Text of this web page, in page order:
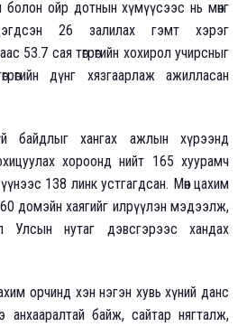
болон ойр дотнын хүмүүсээс нь мөнгө
26 залилах гэмт хэрэг
53.7 сая төгрөгийн хохирол учирсныг
дүнг хязгаарлаж ажилласан
байдлыг хангах ажлын хүрээнд
хороонд нийт 165 хуурамч
138 линк устгагдсан. Мөн цахим
домэйн хаягийг илрүүлэн мэдээлж,
Улсын нутаг дэвсгэрээс хандах
орчинд хэн нэгэн хувь хүний данс
анхааралтай байж, сайтар нягталж,